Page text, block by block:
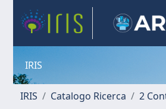
IRIS
IRIS Catalogo Ricerca 2